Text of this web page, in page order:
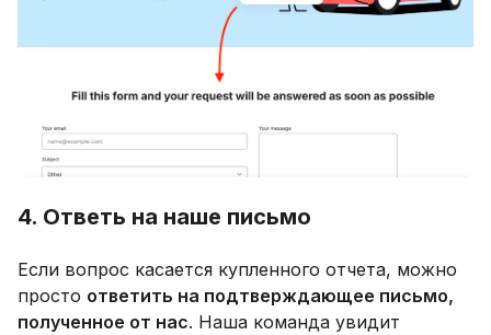
4. Ответь на наше письмо
Если вопрос касается купленного отчета, можно
просто ответить на подтверждающее письмо,
полученное от нас. Наша команда увидит